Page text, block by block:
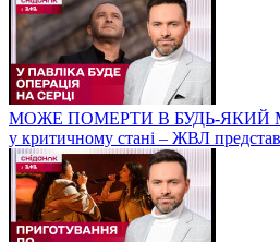
МОЖЕ ПОМЕРТИ В БУДЬ-ЯКИЙ
у критичному стані – ЖВЛ